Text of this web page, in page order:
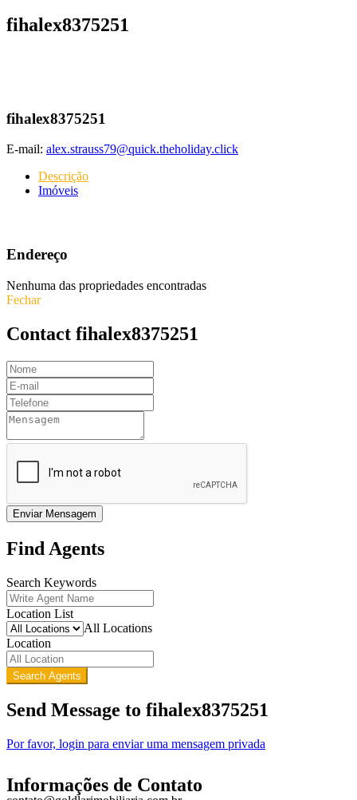
fihalex8375251
fihalex8375251
E-mail: alex.strauss79@quick.theholiday.click
Descrição
Imóveis
Endereço
Nenhuma das propriedades encontradas
Fechar
Contact fihalex8375251
Enviar Mensagem
Find Agents
Search Keywords
Location List
All Locations
Location
Search Agents
Send Message to fihalex8375251
Por favor, login para enviar uma mensagem privada
Informações de Contato